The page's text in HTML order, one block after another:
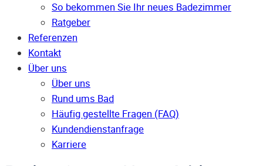
So bekommen Sie Ihr neues Badezimmer
Ratgeber
Referenzen
Kontakt
Über uns
Über uns
Rund ums Bad
Häufig gestellte Fragen (FAQ)
Kunden­dienst­anfrage
Karriere